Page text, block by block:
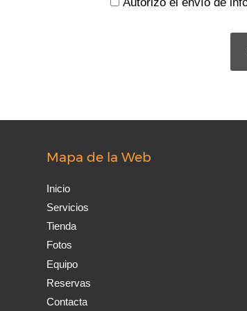
Mapa de la Web
Inicio
Servicios
Tienda
Fotos
Equipo
Reservas
Contacta